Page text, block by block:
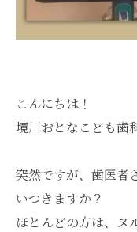
こんにちは！
境川おとなこども
突然ですが、歯医者
いつきますか？
ほとんどの方は、ヌ